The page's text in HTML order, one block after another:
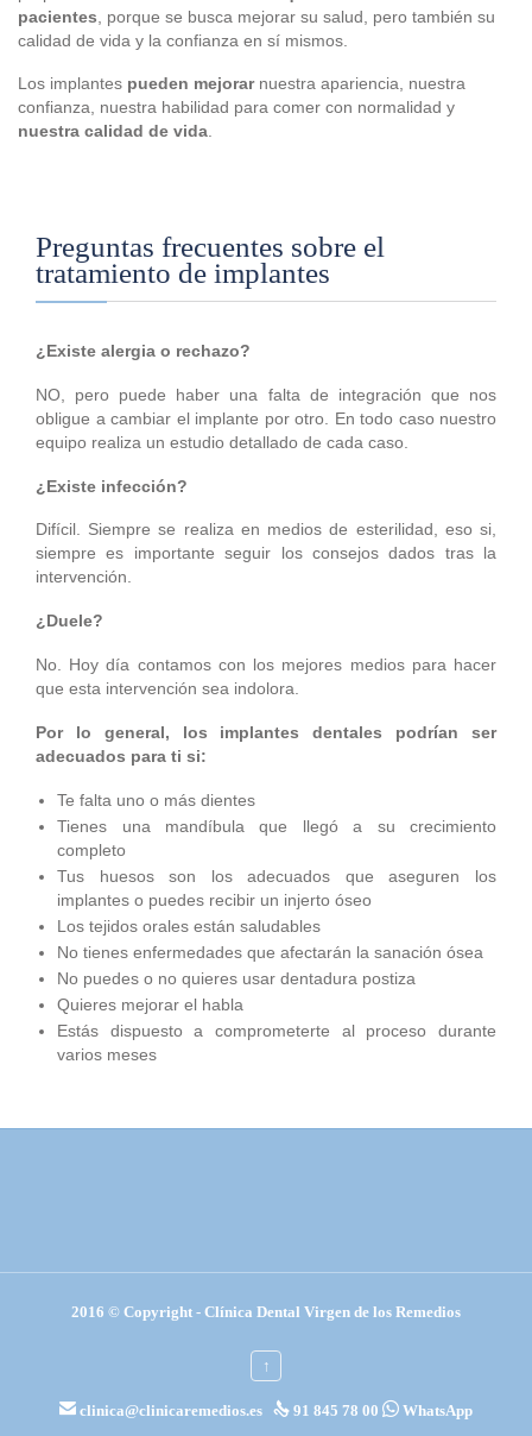
pacientes , porque se busca mejorar su salud, pero también su
calidad de vida y la confianza en sí mismos.
Los implantes pueden mejorarnuestra apariencia, nuestra
confianza, nuestra habilidad para comer con normalidad y
nuestra calidad de vida.
Preguntas frecuentes sobre el
tratamiento de implantes
¿Existe alergia o rechazo?
NO, pero puede haber una falta de integración que nos
obligue a cambiar el implante por otro. En todo caso nuestro
equipo realiza un estudio detallado de cada caso.
¿Existe infección?
Difícil. Siempre se realiza en medios de esterilidad, eso si,
siempre es importante seguir los consejos dados tras la
intervención.
¿Duele?
No. Hoy día contamos con los mejores medios para hacer
que esta intervención sea indolora.
Por lo general, los implantes dentales podrían ser
adecuados para ti si:
Te falta uno o más dientes
Tienes una mandíbula que llegó a su crecimiento
completo
Tus huesos son los adecuados que aseguren los
implantes o puedes recibir un injerto óseo
Los tejidos orales están saludables
No tienes enfermedades que afectarán la sanación ósea
No puedes o no quieres usar dentadura postiza
Quieres mejorar el habla
Estás dispuesto a comprometerte al proceso durante
varios meses
2016 © Copyright - Clínica Dental Virgen de los Remedios
↑
 clinica@clinicaremedios.es  91 845 78 00  WhatsApp